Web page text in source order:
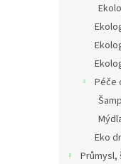
Péče
Eko